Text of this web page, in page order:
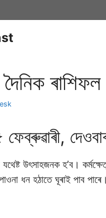
ৰাশিফল
উৎসাহজনক হ’ব।
ধন হঠাতে ঘূৰাই পাব